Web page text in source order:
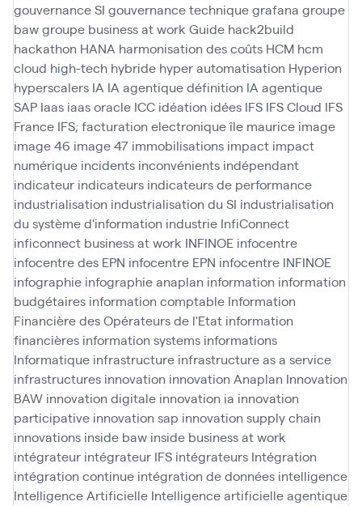
gouvernance SI gouvernance techniquegrafana groupe
bawgroupe business at work Guide hack2build
hackathon HANA harmonisation des coûts HCM hcm
cloud high-tech hybride hyper automatisation Hyperion
hyperscalers IA IA agentique définition IA agentique
SAP Iaas iaas oracle ICC idéation idées IFS IFS Cloud IFS
France IFS; facturation electroniqueîle maurice image
image 46 image 47 immobilisations impact impact
numérique incidents inconvénients indépendant
indicateur indicateurs indicateurs de performance
industrialisation industrialisation du SI industrialisation
du système d'information industrie InfiConnect
inficonnect business at work INFINOE infocentre
infocentre des EPN infocentre EPN infocentre INFINOE
infographie infographie anaplan information information
budgétaires information comptable Information
Financière des Opérateurs de l'Etat information
financières information systems informations
Informatique infrastructure infrastructure as a service
infrastructures innovation innovation Anaplan Innovation
BAW innovation digitale innovation ia innovation
participative innovation sap innovation supply chain
innovations inside baw inside business at work
intégrateur intégrateur IFS intégrateurs Intégration
intégration continue intégration de données intelligence
Intelligence Artificielle Intelligence artificielle agentique